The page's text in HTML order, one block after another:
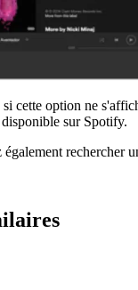
si cette option ne
sur Spotify.
rechercher